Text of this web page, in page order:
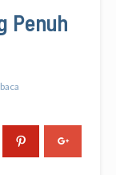
Penuh